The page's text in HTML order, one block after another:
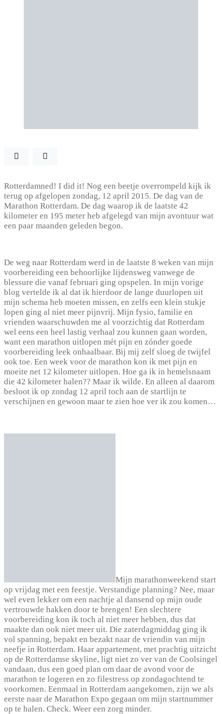
Rotterdamned! I did it! Nog een beetje overrompeld kijk ik
terug op afgelopen zondag, 12 april 2015. De dag van de
Marathon Rotterdam. De dag waarop ik de laatste 42
kilometer en 195 meter heb afgelegd van mijn avontuur wat
een paar maanden geleden begon.
De weg naar Rotterdam werd in de laatste 8 weken van mijn
voorbereiding een behoorlijke lijdensweg vanwege de
blessure die vanaf februari ging opspelen. In mijn vorige
blog vertelde ik al dat ik hierdoor de lange duurlopen uit
mijn schema heb moeten missen, en zelfs een klein stukje
lopen ging al niet meer pijnvrij. Mijn fysio, familie en
vrienden waarschuwden me al voorzichtig dat Rotterdam
wel eens een heel lastig verhaal zou kunnen gaan worden,
want een marathon uitlopen mét pijn en zónder goede
voorbereiding leek onhaalbaar. Bij mij zelf sloeg de twijfel
ook toe. Een week voor de marathon kon ik met pijn en
moeite net 12 kilometer uitlopen. Hoe ga ik in hemelsnaam
die 42 kilometer halen?? Maar ik wilde. En alleen al daarom
besloot ik op zondag 12 april toch aan de startlijn te
verschijnen en gewoon maar te zien hoe ver ik zou komen…
Mijn marathonweekend start
op vrijdag met een feestje. Verstandige planning? Nee, maar
wel even lekker om een nachtje al dansend op mijn oude
vertrouwde hakken door te brengen! Een slechtere
voorbereiding kon ik toch al niet meer hebben, dus dat
maakte dan ook niet meer uit. Die zaterdagmiddag ging ik
vol spanning, bepakt en bezakt naar de vriendin van mijn
neefje in Rotterdam. Haar appartement, met prachtig uitzicht
op de Rotterdamse skyline, ligt niet zo ver van de Coolsingel
vandaan, dus een goed plan om daar de avond voor de
marathon te logeren en zo filestress op zondagochtend te
voorkomen. Eenmaal in Rotterdam aangekomen, zijn we als
eerste naar de Marathon Expo gegaan om mijn startnummer
op te halen. Check. Weer een zorg minder.